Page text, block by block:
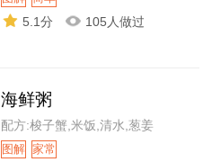
5.1分 105人做过
海鲜粥
配方:梭子蟹,米饭,清水,葱姜
图解 家常